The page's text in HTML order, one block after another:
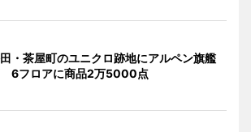
・茶屋町のユニクロ跡地にアルペン旗艦
6フロアに商品2万5000点